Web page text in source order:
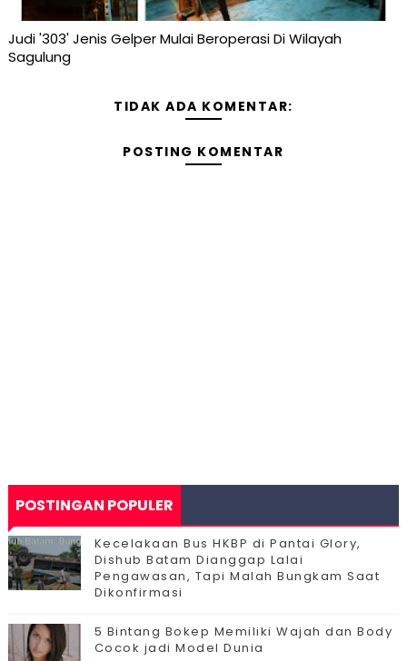
Judi '303' Jenis Gelper Mulai Beroperasi Di Wilayah
Sagulung
TIDAK ADA KOMENTAR:
POSTING KOMENTAR
POSTINGAN POPULER
Kecelakaan Bus HKBP di Pantai Glory,
Dishub Batam Dianggap Lalai
Pengawasan, Tapi Malah Bungkam Saat
Dikonfirmasi
5 Bintang Bokep Memiliki Wajah dan Body
Cocok jadi Model Dunia